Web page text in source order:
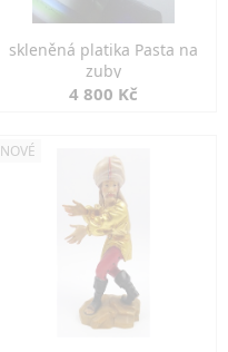
skleněná platika Pasta na
zuby
4 800 Kč
NOVÉ